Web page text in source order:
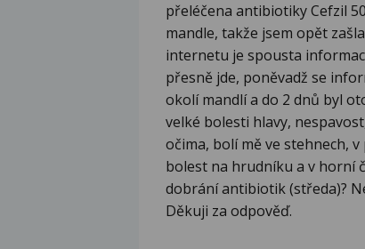
přeléčena antibiotiky Cefzil
mandle, takže jsem opět
internetu je spousta
přesně jde, poněvadž se
okolí mandlí a do 2 dnů byl
velké bolesti hlavy,
očima, bolí mě ve stehnech,
bolest na hrudníku a v horní
dobrání antibiotik (středa)?
Děkuji za odpověď.